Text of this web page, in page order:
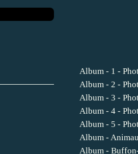
Album - 1 -
Album - 2 -
Album - 3 -
Album - 4 -
Album - 5 -
Album -
Album -